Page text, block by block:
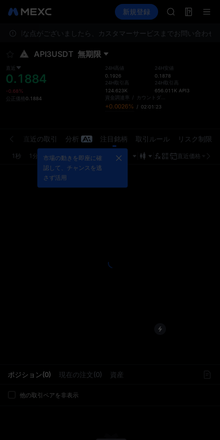
TradFi 情報 イベント
新規登録
AAOI
UNITREE
AAOI
UNITREE
明な点がございましたら、カスタマーサービスまでお問い合わせ
API3USDT 無期限
直近
0.1884
-0.68%
公正価格0.1884
24H高値
0.1926
24H取引高
124.623K
24H安値
0.1878
24H取引高
656.011K API3
資金調達率
/
+0.0026% / 02:01:23
ポジション(0) 現在の注文(0) 資産
他の取引ペアを非表示
直近の取引 分析 注目銘柄 取引ルール リスク制限
1秒 1分 5分 15分 1時 4時 1日 直近価格
市場の動きを即座に確
認して、チャンスを逃
さず活用